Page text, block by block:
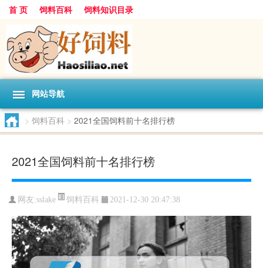
首 页 饲料百科 饲料知识目录
网站导航
> 饲料百科 > 2021全国饲料前十名排行榜
2021全国饲料前十名排行榜
网友:sslake 饲料百科 2021-12-30 20:47:38